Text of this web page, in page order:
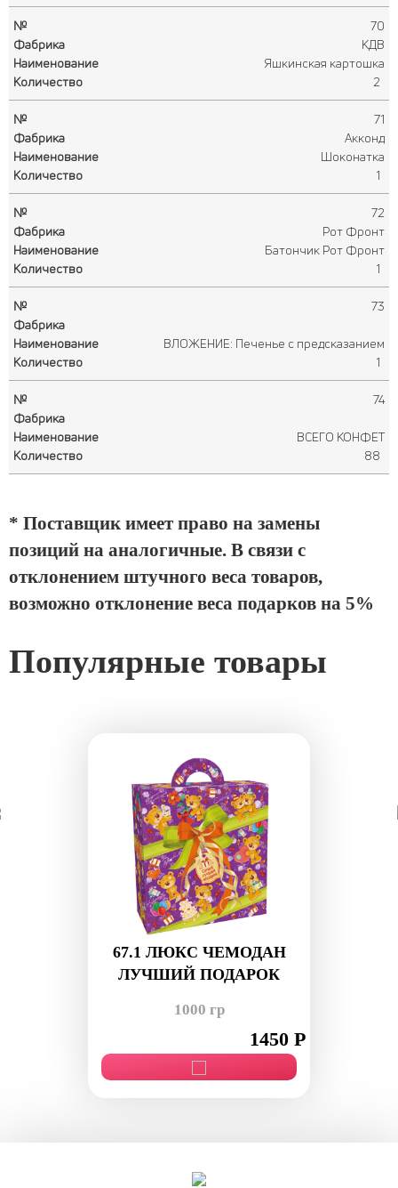
70
КДВ
Яшкинская картошка
2
71
Акконд
Шоконатка
1
72
Рот Фронт
Батончик Рот Фронт
1
73
ВЛОЖЕНИЕ: Печенье с предсказанием
1
74
ВСЕГО КОНФЕТ
88
* Поставщик имеет право на замены
позиций на аналогичные. В связи с
отклонением штучного веса товаров,
возможно отклонение веса подарков на 5%
Популярные товары
67.1 ЛЮКС ЧЕМОДАН
ЛУЧШИЙ ПОДАРОК
1000 гр
1450 Р